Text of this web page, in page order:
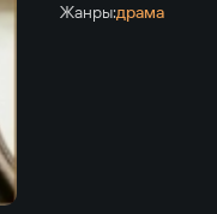
Жанры:драма